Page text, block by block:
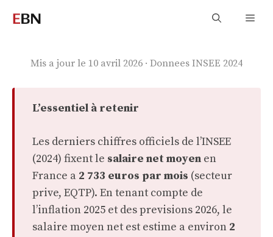
Mis a jour le 10 avril 2026 · Donnees INSEE 2024
L’essentiel à retenir
Les derniers chiffres officiels de l’INSEE
(2024) fixent le salaire net moyenen
France a 2 733 euros par mois (secteur
prive, EQTP). En tenant compte de
l’inflation 2025 et des previsions 2026, le
salaire moyen net est estime a environ 2